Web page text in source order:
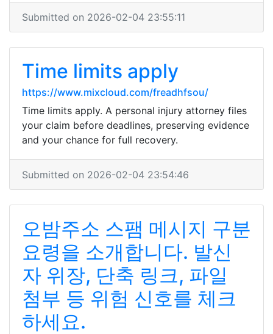
Submitted on 2026-02-04 23:55:11
Time limits apply
https://www.mixcloud.com/freadhfsou/
Time limits apply. A personal injury attorney files
your claim before deadlines, preserving evidence
and your chance for full recovery.
Submitted on 2026-02-04 23:54:46
오밤주소 스팸 메시지 구분
요령을 소개합니다. 발신
자 위장, 단축 링크, 파일
첨부 등 위험 신호를 체크
하세요.